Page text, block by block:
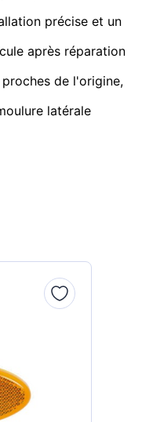
précise et un
après réparation
de l'origine,
latérale